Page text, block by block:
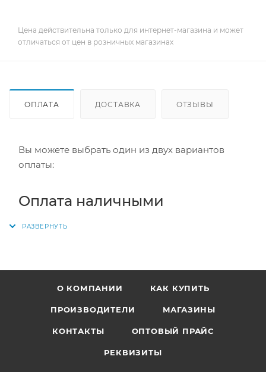
Цена действительна только для интернет-магазина и может
отличаться от цен в розничных магазинах
ОПЛАТА ДОСТАВКА ОТЗЫВЫ
Вы можете выбрать один из двух вариантов
оплаты:
Оплата наличными
Также оплата наличными доступна при
самовывозе из магазина.
О КОМПАНИИ КАК КУПИТЬ
ПРОИЗВОДИТЕЛИ МАГАЗИНЫ
КОНТАКТЫ ОПТОВЫЙ ПРАЙС
РЕКВИЗИТЫ